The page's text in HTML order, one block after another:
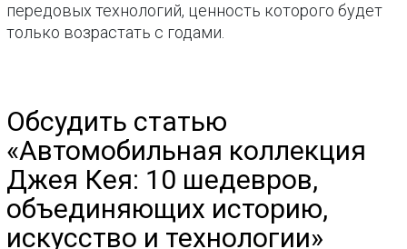
передовых технологий, ценность которого будет
только возрастать с годами.
Обсудить статью
«Автомобильная коллекция
Джея Кея: 10 шедевров,
объединяющих историю,
искусство и технологии»